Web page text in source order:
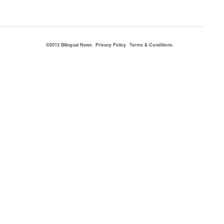
©2013 Bilingual News Privacy Policy Terms & Conditions